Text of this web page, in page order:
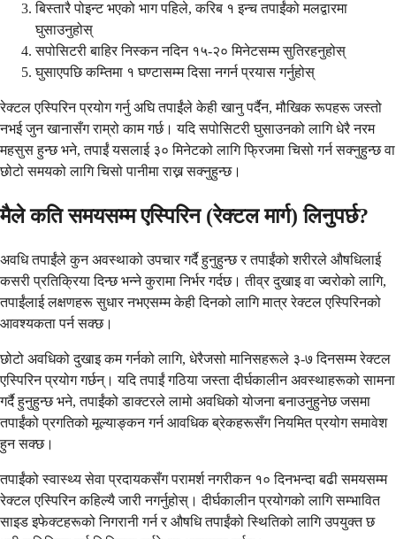
बिस्तारै पोइन्ट भएको भाग पहिले, करिब १ इन्च तपाईंको मलद्वारमा
घुसाउनुहोस्
सपोसिटरी बाहिर निस्कन नदिन १५-२० मिनेटसम्म सुतिरहनुहोस्
घुसाएपछि कम्तिमा १ घण्टासम्म दिसा नगर्न प्रयास गर्नुहोस्
रेक्टल एस्पिरिन प्रयोग गर्नु अघि तपाईंले केही खानु पर्दैन, मौखिक रूपहरू जस्तो
नभई जुन खानासँग राम्रो काम गर्छ। यदि सपोसिटरी घुसाउनको लागि धेरै नरम
महसुस हुन्छ भने, तपाईं यसलाई ३० मिनेटको लागि फ्रिजमा चिसो गर्न सक्नुहुन्छ वा
छोटो समयको लागि चिसो पानीमा राख्न सक्नुहुन्छ।
मैले कति समयसम्म एस्पिरिन (रेक्टल मार्ग) लिनुपर्छ?
अवधि तपाईंले कुन अवस्थाको उपचार गर्दै हुनुहुन्छ र तपाईंको शरीरले औषधिलाई
कसरी प्रतिक्रिया दिन्छ भन्ने कुरामा निर्भर गर्दछ। तीव्र दुखाइ वा ज्वरोको लागि,
तपाईंलाई लक्षणहरू सुधार नभएसम्म केही दिनको लागि मात्र रेक्टल एस्पिरिनको
आवश्यकता पर्न सक्छ।
छोटो अवधिको दुखाइ कम गर्नको लागि, धेरैजसो मानिसहरूले ३-७ दिनसम्म रेक्टल
एस्पिरिन प्रयोग गर्छन्। यदि तपाईं गठिया जस्ता दीर्घकालीन अवस्थाहरूको सामना
गर्दै हुनुहुन्छ भने, तपाईंको डाक्टरले लामो अवधिको योजना बनाउनुहुनेछ जसमा
तपाईंको प्रगतिको मूल्याङ्कन गर्न आवधिक ब्रेकहरूसँग नियमित प्रयोग समावेश
हुन सक्छ।
तपाईंको स्वास्थ्य सेवा प्रदायकसँग परामर्श नगरीकन १० दिनभन्दा बढी समयसम्म
रेक्टल एस्पिरिन कहिल्यै जारी नगर्नुहोस्। दीर्घकालीन प्रयोगको लागि सम्भावित
साइड इफेक्टहरूको निगरानी गर्न र औषधि तपाईंको स्थितिको लागि उपयुक्त छ